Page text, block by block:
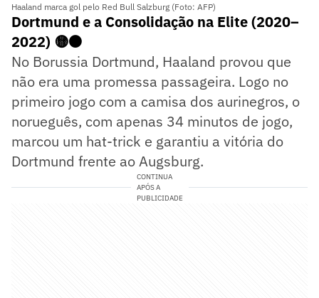
Haaland marca gol pelo Red Bull Salzburg (Foto: AFP)
Dortmund e a Consolidação na Elite (2020–
2022) 🟡⚫
No Borussia Dortmund, Haaland provou que
não era uma promessa passageira. Logo no
primeiro jogo com a camisa dos aurinegros, o
norueguês, com apenas 34 minutos de jogo,
marcou um hat-trick e garantiu a vitória do
Dortmund frente ao Augsburg.
CONTINUA
APÓS A
PUBLICIDADE